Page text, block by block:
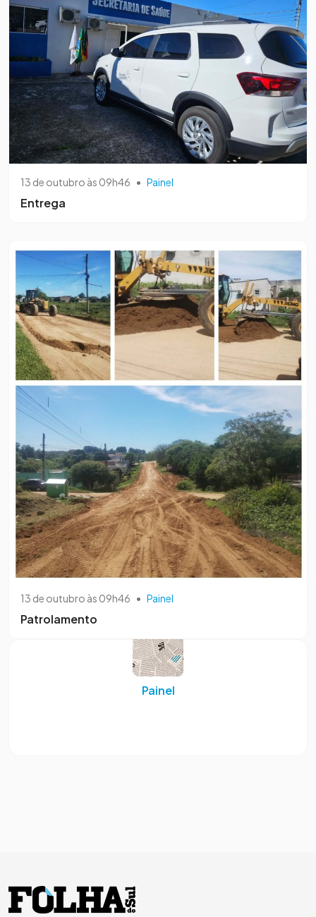
13 de outubro às 09h46 • Painel
Entrega
13 de outubro às 09h46 • Painel
Patrolamento
Painel